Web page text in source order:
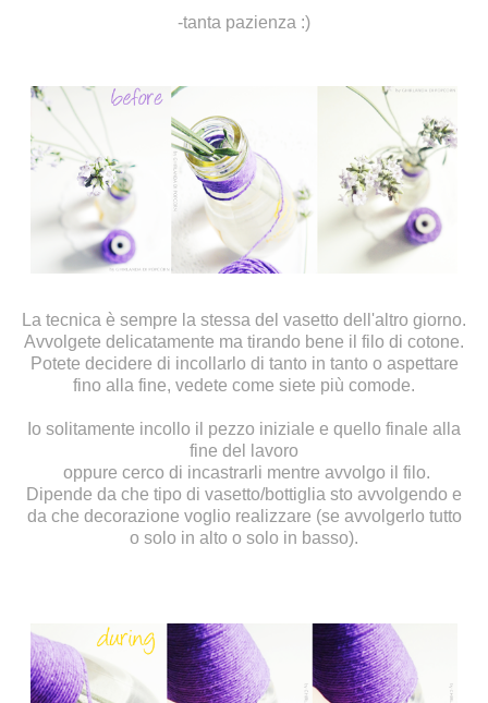
-tanta pazienza :)
La tecnica è sempre la stessa del vasetto dell'altro giorno.
Avvolgete delicatamente ma tirando bene il filo di cotone.
Potete decidere di incollarlo di tanto in tanto o aspettare
fino alla fine, vedete come siete più comode.
Io solitamente incollo il pezzo iniziale e quello finale alla
fine del lavoro
oppure cerco di incastrarli mentre avvolgo il filo.
Dipende da che tipo di vasetto/bottiglia sto avvolgendo e
da che decorazione voglio realizzare (se avvolgerlo tutto
o solo in alto o solo in basso).